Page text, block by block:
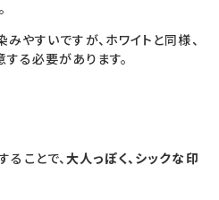
やすいですが、ホワイトと同様、
る必要があります。
ることで、大人っぽく、シックな印